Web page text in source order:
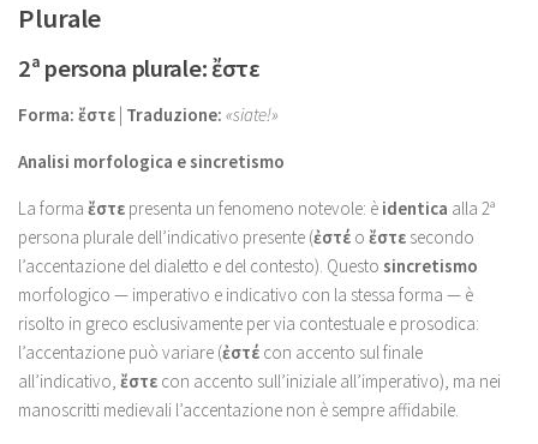
Plurale
2ª persona plurale: ἔστε
Forma: ἔστε Traduzione: «siate!»
Analisi morfologica e sincretismo
La forma ἔστε presenta un fenomeno notevole: è identica alla 2ª
persona plurale dell’indicativo presente (ἐστέ o ἔστε secondo
l’accentazione del dialetto e del contesto). Questo sincretismo
morfologico — imperativo e indicativo con la stessa forma — è
risolto in greco esclusivamente per via contestuale e prosodica:
l’accentazione può variare (ἐστέ con accento sul finale
all’indicativo, ἔστε con accento sull’iniziale all’imperativo), ma nei
manoscritti medievali l’accentazione non è sempre affidabile.